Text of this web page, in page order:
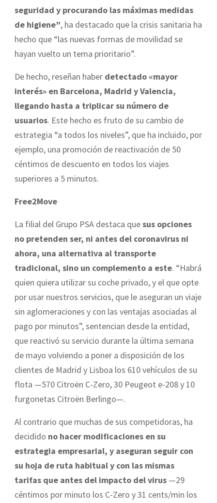
seguridad y procurando las máximas medidas
de higiene”, ha destacado que la crisis sanitaria ha
hecho que “las nuevas formas de movilidad se
hayan vuelto un tema prioritario”.
De hecho, reseñan haber detectado «mayor
interés» en Barcelona, Madrid y Valencia,
llegando hasta a triplicar su número de
usuarios. Este hecho es fruto de su cambio de
estrategia “a todos los niveles”, que ha incluido, por
ejemplo, una promoción de reactivación de 50
céntimos de descuento en todos los viajes
superiores a 5 minutos.
Free2Move
La filial del Grupo PSA destaca quesus opciones
no pretenden ser, ni antes del coronavirus ni
ahora, una alternativa al transporte
tradicional, sino un complemento a este. “Habrá
quien quiera utilizar su coche privado, y el que opte
por usar nuestros servicios, que le aseguran un viaje
sin aglomeraciones y con las ventajas asociadas al
pago por minutos”, sentencian desde la entidad,
que reactivó su servicio durante la última semana
de mayo volviendo a poner a disposición de los
clientes de Madrid y Lisboa los 610 vehículos de su
flota —570 Citroën C-Zero, 30 Peugeot e-208 y 10
furgonetas Citroën Berlingo—.
Al contrario que muchas de sus competidoras, ha
decidido no hacer modificaciones en su
estrategia empresarial, y aseguran seguir con
su hoja de ruta habitual y con las mismas
tarifas que antes del impacto del virus —29
céntimos por minuto los C-Zero y 31 cents/min los